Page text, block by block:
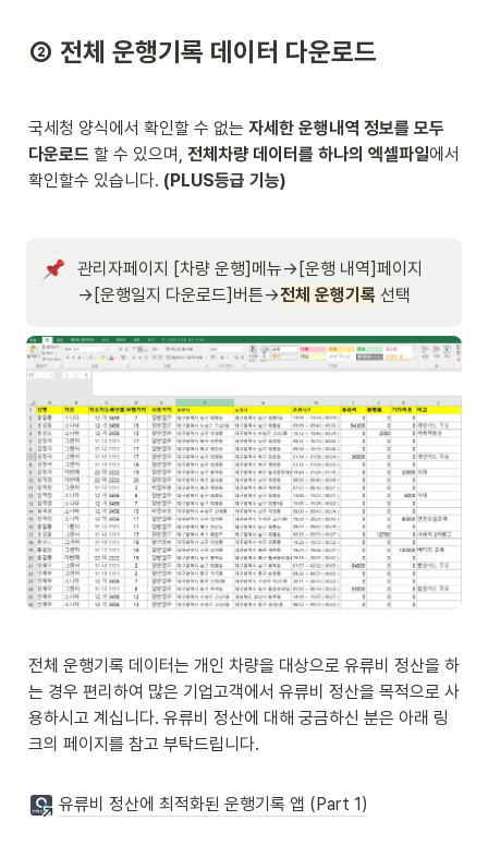
② 전체 운행기록 데이터 다운로드
국세청 양식에서 확인할 수 없는 자세한 운행내역 정보를 모두
다운로드 할 수 있으며, 전체차량 데이터를 하나의 엑셀파일에서
확인할수 있습니다. (PLUS등급 기능)
관리자페이지 [차량 운행]메뉴→[운행 내역]페이지
→[운행일지 다운로드]버튼→전체 운행기록 선택
전체 운행기록 데이터는 개인 차량을 대상으로 유류비 정산을 하
는 경우 편리하여 많은 기업고객에서 유류비 정산을 목적으로 사
용하시고 계십니다. 유류비 정산에 대해 궁금하신 분은 아래 링
크의 페이지를 참고 부탁드립니다.
유류비 정산에 최적화된 운행기록 앱 (Part 1)